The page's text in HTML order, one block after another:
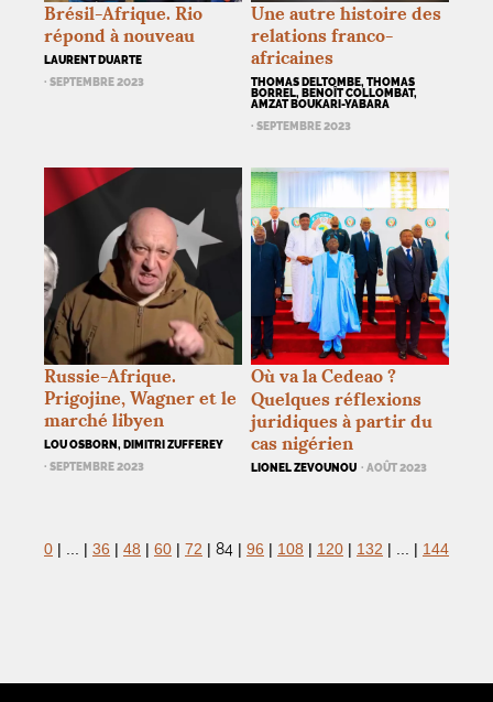
Brésil-Afrique. Rio
répond à nouveau
LAURENT DUARTE
· SEPTEMBRE 2023
Une autre histoire des
relations franco-
africaines
THOMAS DELTOMBE, THOMAS
BORREL, BENOÎT COLLOMBAT,
AMZAT BOUKARI-YABARA
· SEPTEMBRE 2023
Russie-Afrique.
Prigojine, Wagner et le
marché libyen
LOU OSBORN, DIMITRI ZUFFEREY
· SEPTEMBRE 2023
Où va la Cedeao ?
Quelques réflexions
juridiques à partir du
cas nigérien
LIONEL ZEVOUNOU · AOÛT 2023
0 | | 36 | 48 | 60 | 72 | 84 | 96 | 108 | 120 | 132 | | 144